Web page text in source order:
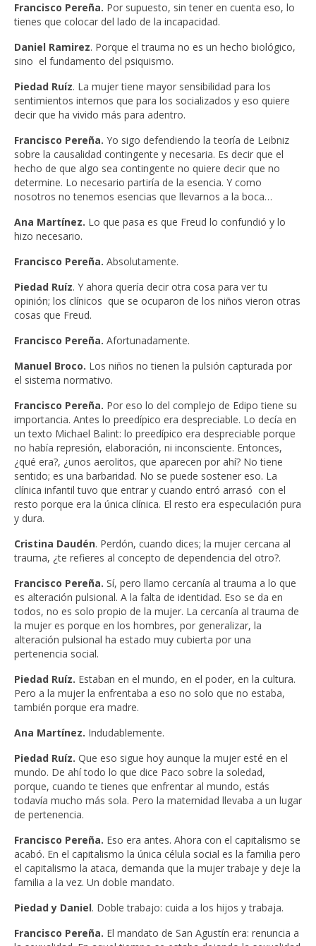
Francisco Pereña. Por supuesto, sin tener en cuenta eso, lo
tienes que colocar del lado de la incapacidad.
Daniel Ramirez. Porque el trauma no es un hecho biológico,
sino el fundamento del psiquismo.
Piedad Ruíz. La mujer tiene mayor sensibilidad para los
sentimientos internos que para los socializados y eso quiere
decir que ha vivido más para adentro.
Francisco Pereña. Yo sigo defendiendo la teoría de Leibniz
sobre la causalidad contingente y necesaria. Es decir que el
hecho de que algo sea contingente no quiere decir que no
determine. Lo necesario partiría de la esencia. Y como
nosotros no tenemos esencias que llevarnos a la boca…
Ana Martínez. Lo que pasa es que Freud lo confundió y lo
hizo necesario.
Francisco Pereña. Absolutamente.
Piedad Ruíz. Y ahora quería decir otra cosa para ver tu
opinión; los clínicos que se ocuparon de los niños vieron otras
cosas que Freud.
Francisco Pereña. Afortunadamente.
Manuel Broco. Los niños no tienen la pulsión capturada por
el sistema normativo.
Francisco Pereña. Por eso lo del complejo de Edipo tiene su
importancia. Antes lo preedípico era despreciable. Lo decía en
un texto Michael Balint: lo preedípico era despreciable porque
no había represión, elaboración, ni inconsciente. Entonces,
¿qué era?, ¿unos aerolitos, que aparecen por ahí? No tiene
sentido; es una barbaridad. No se puede sostener eso. La
clínica infantil tuvo que entrar y cuando entró arrasó con el
resto porque era la única clínica. El resto era especulación pura
y dura.
Cristina Daudén. Perdón, cuando dices; la mujer cercana al
trauma, ¿te refieres al concepto de dependencia del otro?.
Francisco Pereña. Sí, pero llamo cercanía al trauma a lo que
es alteración pulsional. A la falta de identidad. Eso se da en
todos, no es solo propio de la mujer. La cercanía al trauma de
la mujer es porque en los hombres, por generalizar, la
alteración pulsional ha estado muy cubierta por una
pertenencia social.
Piedad Ruíz. Estaban en el mundo, en el poder, en la cultura.
Pero a la mujer la enfrentaba a eso no solo que no estaba,
también porque era madre.
Ana Martínez. Indudablemente.
Piedad Ruíz. Que eso sigue hoy aunque la mujer esté en el
mundo. De ahí todo lo que dice Paco sobre la soledad,
porque, cuando te tienes que enfrentar al mundo, estás
todavía mucho más sola. Pero la maternidad llevaba a un lugar
de pertenencia.
Francisco Pereña. Eso era antes. Ahora con el capitalismo se
acabó. En el capitalismo la única célula social es la familia pero
el capitalismo la ataca, demanda que la mujer trabaje y deje la
familia a la vez. Un doble mandato.
Piedad y Daniel. Doble trabajo: cuida a los hijos y trabaja.
Francisco Pereña. El mandato de San Agustín era: renuncia a